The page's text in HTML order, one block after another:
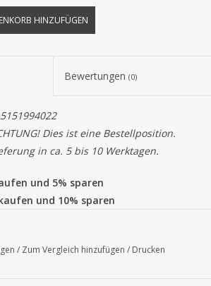
HINZUFÜGEN
Bewertungen (0)
Dies ist eine Bestellposition.
in ca. 5 bis 10 Werktagen.
und 5% sparen
und 10% sparen
anderen Verpackungen passt. Alle Bel
/ Zum Vergleich hinzufügen / Drucken